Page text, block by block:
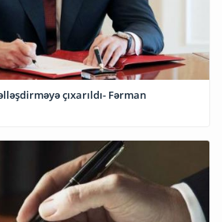
çıxarıldı- Fərman